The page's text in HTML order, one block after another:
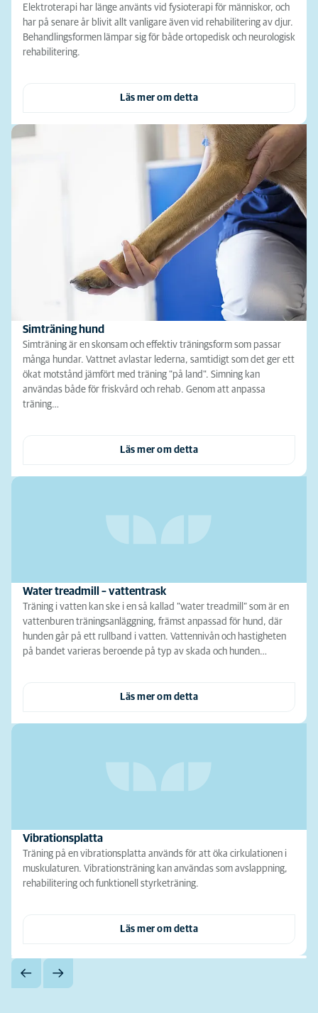
Elektroterapi har länge använts vid fysioterapi för människor, och
har på senare år blivit allt vanligare även vid rehabilitering av djur.
Behandlingsformen lämpar sig för både ortopedisk och neurologisk
rehabilitering.
Läs mer om detta
Simträning hund
Simträning är en skonsam och effektiv träningsform som passar
många hundar. Vattnet avlastar lederna, samtidigt som det ger ett
ökat motstånd jämfört med träning "på land". Simning kan
användas både för friskvård och rehab. Genom att anpassa
träning…
Läs mer om detta
Water treadmill – vattentrask
Träning i vatten kan ske i en så kallad ”water treadmill” som är en
vattenburen träningsanläggning, främst anpassad för hund, där
hunden går på ett rullband i vatten. Vattennivån och hastigheten
på bandet varieras beroende på typ av skada och hunden…
Läs mer om detta
Vibrationsplatta
Träning på en vibrationsplatta används för att öka cirkulationen i
muskulaturen. Vibrationsträning kan användas som avslappning,
rehabilitering och funktionell styrketräning.
Läs mer om detta